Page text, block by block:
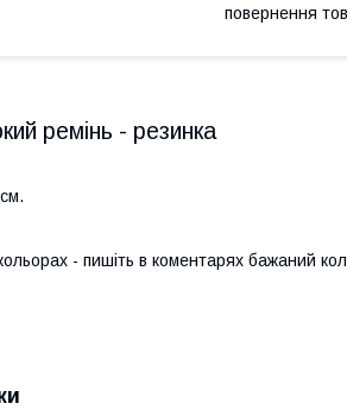
повернення
ремінь - резинка
- пишіть в коментарях бажаний